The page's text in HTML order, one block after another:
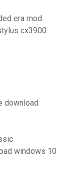
era mod
cx3900
download
windows 10